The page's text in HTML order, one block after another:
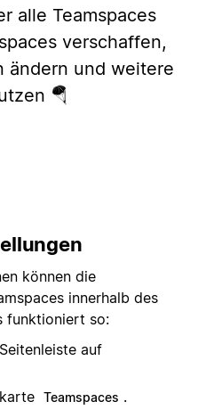
alle Teamspaces
verschaffen,
ändern und weitere
🪂
können die
innerhalb des
funktioniert so:
auf
Teamspaces .